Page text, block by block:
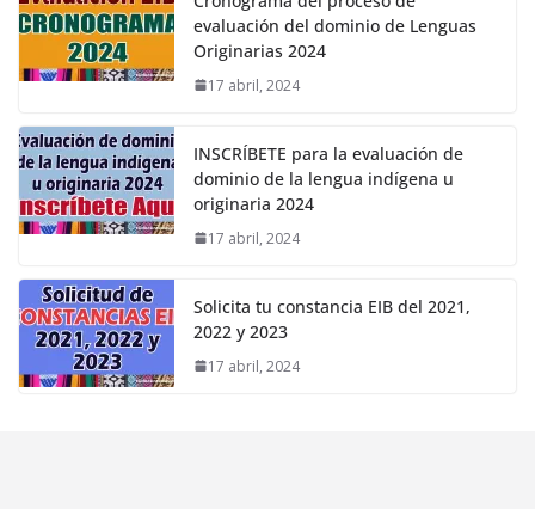
evaluación del dominio de Lenguas
Originarias 2024
17 abril, 2024
INSCRÍBETE para la evaluación de
dominio de la lengua indígena u
originaria 2024
17 abril, 2024
Solicita tu constancia EIB del 2021,
2022 y 2023
17 abril, 2024